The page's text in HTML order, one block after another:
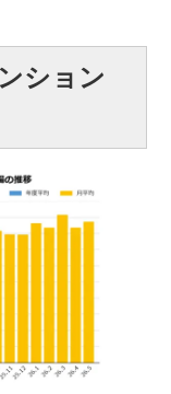
ション